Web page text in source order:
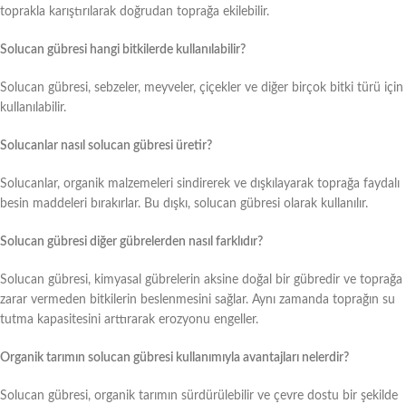
toprakla karıştırılarak doğrudan toprağa ekilebilir.
Solucan gübresi hangi bitkilerde kullanılabilir?
Solucan gübresi, sebzeler, meyveler, çiçekler ve diğer birçok bitki türü için
kullanılabilir.
Solucanlar nasıl solucan gübresi üretir?
Solucanlar, organik malzemeleri sindirerek ve dışkılayarak toprağa faydalı
besin maddeleri bırakırlar. Bu dışkı, solucan gübresi olarak kullanılır.
Solucan gübresi diğer gübrelerden nasıl farklıdır?
Solucan gübresi, kimyasal gübrelerin aksine doğal bir gübredir ve toprağa
zarar vermeden bitkilerin beslenmesini sağlar. Aynı zamanda toprağın su
tutma kapasitesini arttırarak erozyonu engeller.
Organik tarımın solucan gübresi kullanımıyla avantajları nelerdir?
Solucan gübresi, organik tarımın sürdürülebilir ve çevre dostu bir şekilde